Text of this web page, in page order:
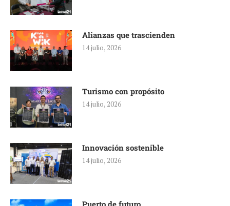
Alianzas que trascienden
14 julio, 2026
Turismo con propósito
14 julio, 2026
Innovación sostenible
14 julio, 2026